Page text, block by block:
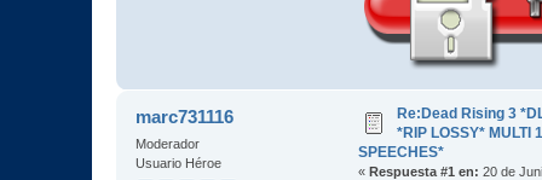
marc731116
Moderador
Usuario Héroe
Re:Dead Rising 3
*RIP LOSSY* MULTI
SPEECHES*
« Respuesta #1 en: 20 de